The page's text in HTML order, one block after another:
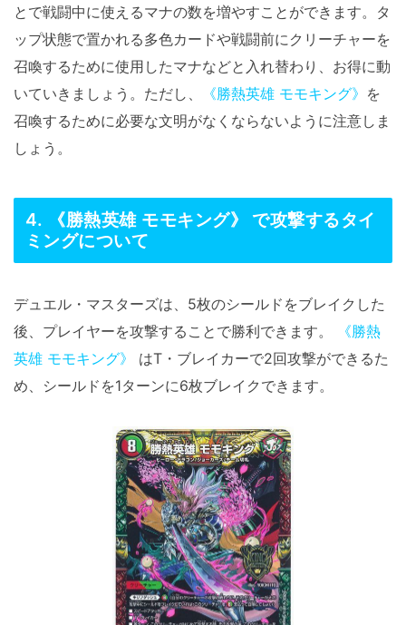
とで戦闘中に使えるマナの数を増やすことができます。タ
ップ状態で置かれる多色カードや戦闘前にクリーチャーを
召喚するために使用したマナなどと入れ替わり、お得に動
いていきましょう。ただし、
《勝熱英雄 モモキング》 を
召喚するために必要な文明がなくならないように注意しま
しょう。
4. 《勝熱英雄 モモキング》 で攻撃するタイ
ミングについて
デュエル・マスターズは、5枚のシールドをブレイクした
後、プレイヤーを攻撃することで勝利できます。
《勝熱
英雄 モモキング》
はT・ブレイカーで2回攻撃ができるた
め、シールドを1ターンに6枚ブレイクできます。